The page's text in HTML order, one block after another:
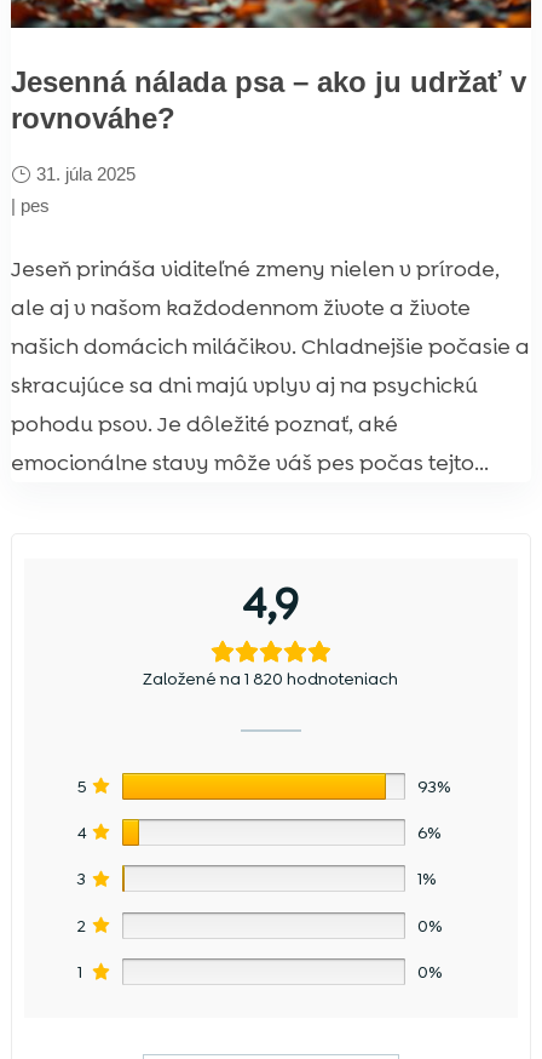
Jesenná nálada psa – ako ju udržať v
rovnováhe?
31. júla 2025
| pes
Jeseň prináša viditeľné zmeny nielen v prírode,
ale aj v našom každodennom živote a živote
našich domácich miláčikov. Chladnejšie počasie a
skracujúce sa dni majú vplyv aj na psychickú
pohodu psov. Je dôležité poznať, aké
emocionálne stavy môže váš pes počas tejto...
4,9
Založené na 1 820 hodnoteniach
5 93%
4 6%
3 1%
2 0%
1 0%